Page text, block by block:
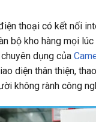
thoại có kết nối
bộ kho hàng mọi
dụng của
diện thân thiện,
không rành công